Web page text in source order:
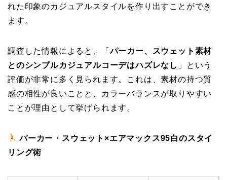
れた印象のカジュアルスタイルを作り出すことができ
ます。
調査した情報によると、「パーカー、スウェット素材
とのシンプルカジュアルコーデはハズレなし 」という
評価が非常に多く見られます。これは、素材の持つ質
感の相性が良いことと、カラーバランスが取りやすい
ことが理由として挙げられます。
パーカー・スウェット×エアマックス95白のスタイ
リング術